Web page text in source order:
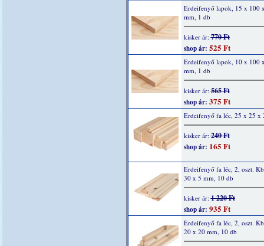
Erdeifenyő lapok, 15 x 100
mm, 1 db
kisker ár:770 Ft
shop ár: 525 Ft
Erdeifenyő lapok, 10 x 100
mm, 1 db
kisker ár:565 Ft
shop ár: 375 Ft
Erdeifenyő fa léc, 25 x 25 x
kisker ár:240 Ft
shop ár: 165 Ft
Erdeifenyő fa léc, 2, oszt.
30 x 5 mm, 10 db
kisker ár:1 220 Ft
shop ár: 935 Ft
Erdeifenyő fa léc, 2, oszt.
20 x 20 mm, 10 db